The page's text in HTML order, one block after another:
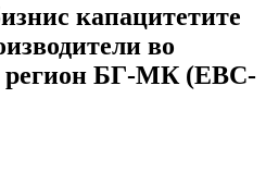
капацитетите
во
регион БГ-МК (EBC-